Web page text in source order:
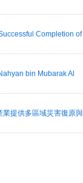
Completion of
bin Mubarak Al
提供多區域災害復原與